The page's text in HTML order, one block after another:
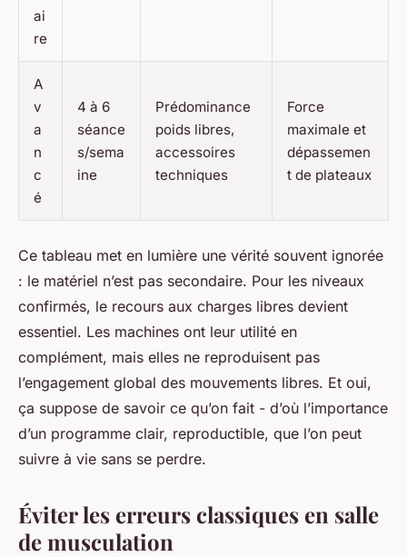
ai
re
A
v
a
n
c
é
4 à 6
séance
s/sema
ine
Prédominance
poids libres,
accessoires
techniques
Force
maximale et
dépassemen
t de plateaux
Ce tableau met en lumière une vérité souvent ignorée
: le matériel n’est pas secondaire. Pour les niveaux
confirmés, le recours aux charges libres devient
essentiel. Les machines ont leur utilité en
complément, mais elles ne reproduisent pas
l’engagement global des mouvements libres. Et oui,
ça suppose de savoir ce qu’on fait - d’où l’importance
d’un programme clair, reproductible, que l’on peut
suivre à vie sans se perdre.
Éviter les erreurs classiques en salle
de musculation